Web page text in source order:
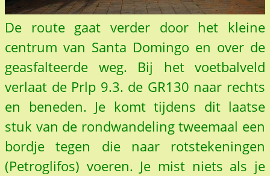
De route gaat verder door het kleine
centrum van Santa Domingo en over de
geasfalteerde weg. Bij het voetbalveld
verlaat de Prlp 9.3. de GR130 naar rechts
en beneden. Je komt tijdens dit laatse
stuk van de rondwandeling tweemaal een
bordje tegen die naar rotstekeningen
(Petroglifos) voeren. Je mist niets als je